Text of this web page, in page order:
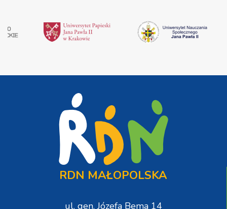
RDN MAŁOPOLSKA
ul. gen. Józefa Bema 14